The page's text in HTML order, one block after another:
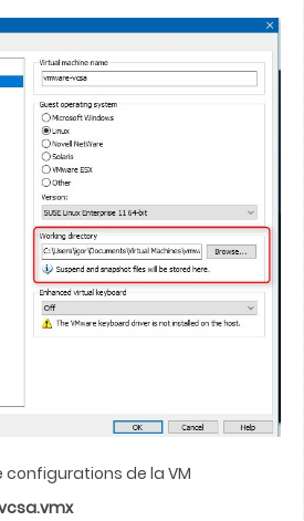
configurations de la VM